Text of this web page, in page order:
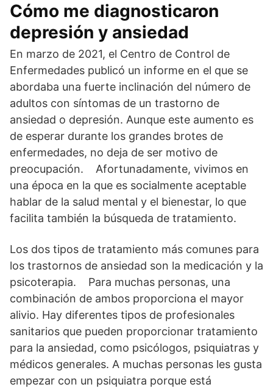
Cómo me diagnosticaron
depresión y ansiedad
En marzo de 2021, el Centro de Control de
Enfermedades publicó un informe en el que se
abordaba una fuerte inclinación del número de
adultos con síntomas de un trastorno de
ansiedad o depresión. Aunque este aumento es
de esperar durante los grandes brotes de
enfermedades, no deja de ser motivo de
preocupación. Afortunadamente, vivimos en
una época en la que es socialmente aceptable
hablar de la salud mental y el bienestar, lo que
facilita también la búsqueda de tratamiento.
Los dos tipos de tratamiento más comunes para
los trastornos de ansiedad son la medicación y la
psicoterapia. Para muchas personas, una
combinación de ambos proporciona el mayor
alivio. Hay diferentes tipos de profesionales
sanitarios que pueden proporcionar tratamiento
para la ansiedad, como psicólogos, psiquiatras y
médicos generales. A muchas personas les gusta
empezar con un psiquiatra porque está